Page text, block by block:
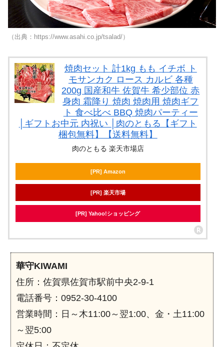
（出典：https://www.asahi.co.jp/tsalad/）
焼肉セット 計1kg もも イチボ ト
モサンカク ロース カルビ 各種
200g 国産和牛 佐賀牛 希少部位 赤
身肉 霜降り 焼肉 焼肉用 焼肉ギフ
ト 食べ比べ BBQ 焼肉パーティー
│ギフトお中元 内祝い │肉のともる【ギフト
梱包無料】【送料無料】
肉のともる 楽天市場店
[PR] Amazon
[PR] 楽天市場
[PR] Yahoo!ショッピング
華守KIWAMI
住所：佐賀県佐賀市駅前中央2-9-1
電話番号：0952-30-4100
営業時間：日～木11:00～翌1:00、金・土11:00
～翌5:00